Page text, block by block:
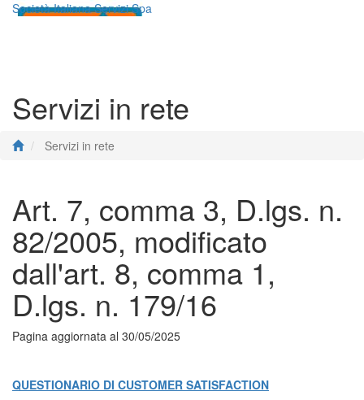
Società Italiana Servizi Spa
Servizi in rete
Servizi in rete
Art. 7, comma 3, D.lgs. n.
82/2005, modificato
dall'art. 8, comma 1,
D.lgs. n. 179/16
Pagina aggiornata al 30/05/2025
QUESTIONARIO DI CUSTOMER SATISFACTION